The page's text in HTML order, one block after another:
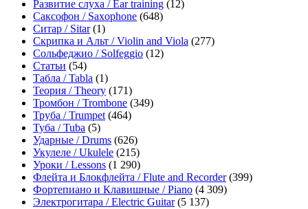
Развитие слуха / Ear training (12)
Саксофон / Saxophone (648)
Ситар / Sitar(1)
Скрипка и Альт / Violin and Viola (277)
Сольфеджио / Solfeggio (12)
Статьи (54)
Табла / Tabla (1)
Теория / Theory (171)
Тромбон / Trombone (349)
Труба / Trumpet (464)
Туба / Tuba (5)
Ударные / Drums (626)
Укулеле / Ukulele (215)
Уроки / Lessons (1 290)
Флейта и Блокфлейта / Flute and Recorder(399)
Фортепиано и Клавишные / Piano (4 309)
Электрогитара / Electric Guitar(5 137)